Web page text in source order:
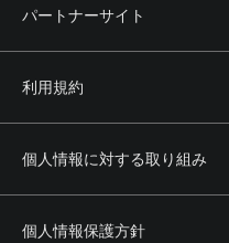
パートナーサイト
利用規約
個人情報に対する取り組み
個人情報保護方針